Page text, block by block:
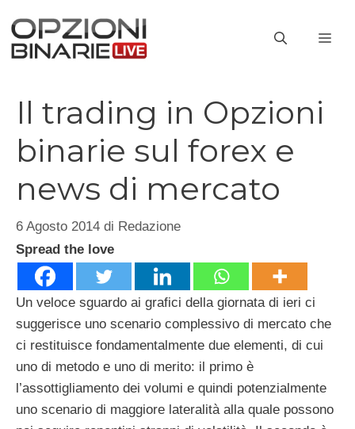
contenuto
Il trading in Opzioni
binarie sul forex e
news di mercato
6 Agosto 2014 di Redazione
Spread the love
Un veloce sguardo ai grafici della giornata di ieri ci
suggerisce uno scenario complessivo di mercato che
ci restituisce fondamentalmente due elementi, di cui
uno di metodo e uno di merito: il primo è
l’assottigliamento dei volumi e quindi potenzialmente
uno scenario di maggiore lateralità alla quale possono